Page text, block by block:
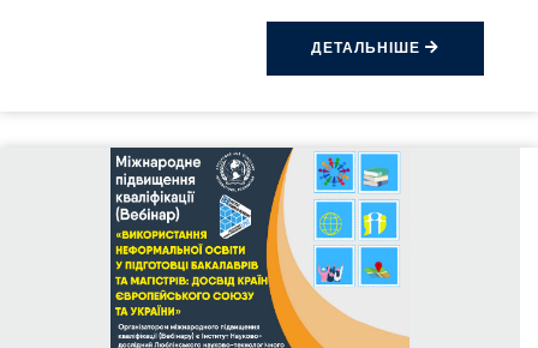
ДЕТАЛЬНІШЕ